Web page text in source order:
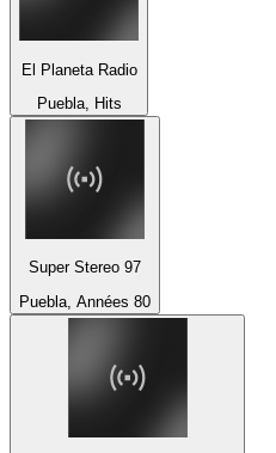
El Planeta Radio
Puebla, Hits
Super Stereo 97
Puebla, Années 80